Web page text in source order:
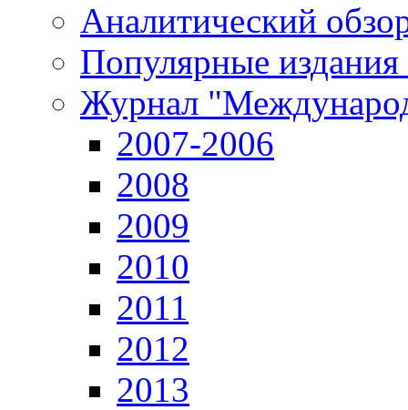
Аналитический
Популярные
Журнал
2007-2006
2008
2009
2010
2011
2012
2013